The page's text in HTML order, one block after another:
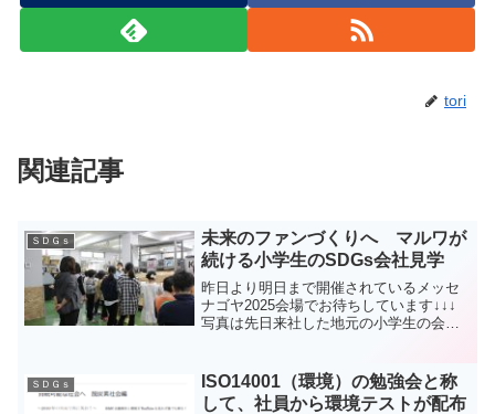
tori
関連記事
ＳＤＧｓ
未来のファンづくりへ マルワが
続ける小学生のSDGs会社見学
昨日より明日まで開催されているメッセ
ナゴヤ2025会場でお待ちしています↓↓↓
写真は先日来社した地元の小学生の会社
分たちの周りにある会社のSDGsの取り組
みを学習しよう...
ＳＤＧｓ
ISO14001（環境）の勉強会と称
して、社員から環境テストが配布